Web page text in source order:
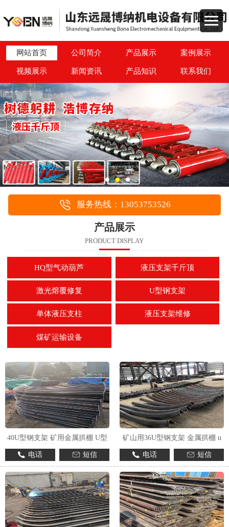
网站首页 公司简介 产品展示 案例展示
视频展示 新闻资讯 产品知识 联系我们
服务热线：13053753526
产品展示
PRODUCT DISPLAY
HQ型气动葫芦 液压支架千斤顶
激光熔覆修复 U型钢支架
单体液压支柱 液压支架维修
煤矿运输设备
40U型钢支架 矿用金属拱棚 U型
电话
短信
矿山用36U型钢支架 金属拱棚 u
电话
短信